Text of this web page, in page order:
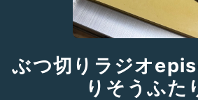
ぶつ切りラジオ
りそうふた